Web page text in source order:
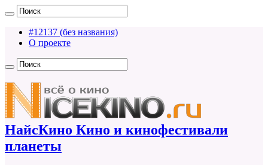
#12137 (без названия)
О проекте
НайсКино Кино и кинофестивали
планеты